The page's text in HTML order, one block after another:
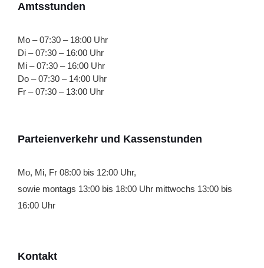
Amtsstunden
Mo – 07:30 – 18:00 Uhr
Di – 07:30 – 16:00 Uhr
Mi – 07:30 – 16:00 Uhr
Do – 07:30 – 14:00 Uhr
Fr – 07:30 – 13:00 Uhr
Parteienverkehr und Kassenstunden
Mo, Mi, Fr 08:00 bis 12:00 Uhr,
sowie montags 13:00 bis 18:00 Uhr mittwochs 13:00 bis
16:00 Uhr
Kontakt